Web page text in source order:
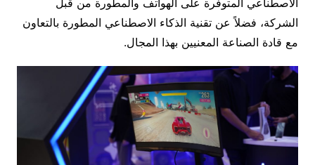
الشركة، فضلاً عن تقنية الذكاء الاصطناعي المطورة بالتعاون
مع قادة الصناعة المعنيين بهذا المجال.